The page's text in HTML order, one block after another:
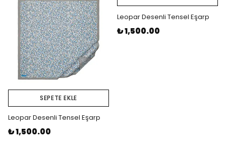
SEPETE EKLE
Leopar Desenli Tensel Eşarp
₺ 1,500.00
Leopar Desenli Tensel Eşarp
₺ 1,500.00